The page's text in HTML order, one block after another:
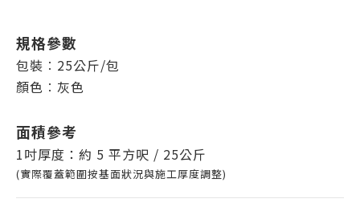
規格參數
包裝︰25公斤/包
顏色︰灰色
面積參考
1吋厚度：約 5 平方呎 / 25公斤
(實際覆蓋範圍按基面狀況與施工厚度調整)